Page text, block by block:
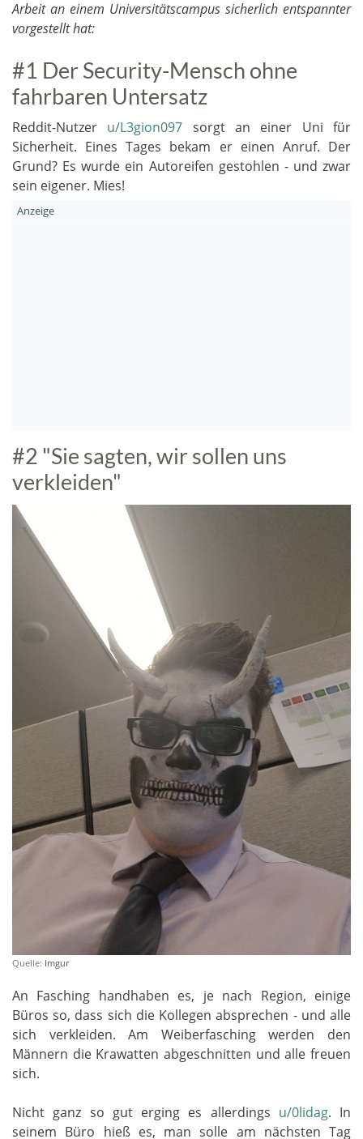
Arbeit an einem Universitätscampus sicherlich entspannter
vorgestellt hat:
#1 Der Security-Mensch ohne
fahrbaren Untersatz
Reddit-Nutzer u/L3gion097 sorgt an einer Uni für
Sicherheit. Eines Tages bekam er einen Anruf. Der
Grund? Es wurde ein Autoreifen gestohlen - und zwar
sein eigener. Mies!
#2 "Sie sagten, wir sollen uns
verkleiden"
Quelle: Imgur
An Fasching handhaben es, je nach Region, einige
Büros so, dass sich die Kollegen absprechen - und alle
sich verkleiden. Am Weiberfasching werden den
Männern die Krawatten abgeschnitten und alle freuen
sich.
Nicht ganz so gut erging es allerdings u/0lidag. In
seinem Büro hieß es, man solle am nächsten Tag